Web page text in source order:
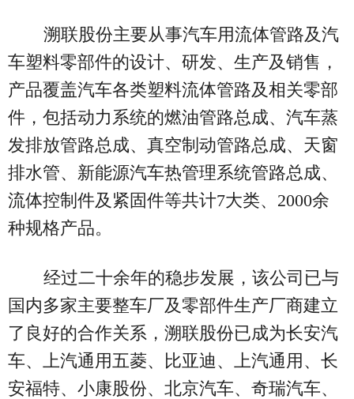
溯联股份主要从事汽车用流体管路及汽
车塑料零部件的设计、研发、生产及销售，
产品覆盖汽车各类塑料流体管路及相关零部
件，包括动力系统的燃油管路总成、汽车蒸
发排放管路总成、真空制动管路总成、天窗
排水管、新能源汽车热管理系统管路总成、
流体控制件及紧固件等共计7大类、2000余
种规格产品。
经过二十余年的稳步发展，该公司已与
国内多家主要整车厂及零部件生产厂商建立
了良好的合作关系，溯联股份已成为长安汽
车、上汽通用五菱、比亚迪、上汽通用、长
安福特、小康股份、北京汽车、奇瑞汽车、